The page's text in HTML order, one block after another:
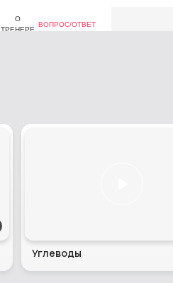
О
ТРЕНЕРЕ
ВОПРОС/ОТВЕТ
Углеводы